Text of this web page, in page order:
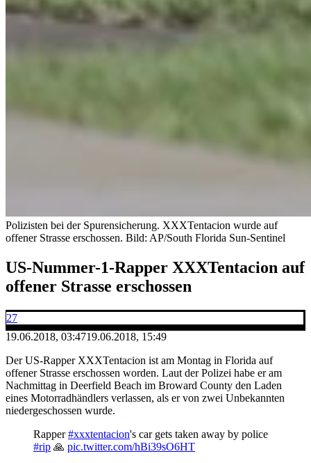
Polizisten bei der Spurensicherung. XXXTentacion wurde auf
offener Strasse erschossen. Bild: AP/South Florida Sun-Sentinel
US-Nummer-1-Rapper XXXTentacion auf
offener Strasse erschossen
27
19.06.2018, 03:4719.06.2018, 15:49
Der US-Rapper XXXTentacion ist am Montag in Florida auf
offener Strasse erschossen worden. Laut der Polizei habe er am
Nachmittag in Deerfield Beach im Broward County den Laden
eines Motorradhändlers verlassen, als er von zwei Unbekannten
niedergeschossen wurde.
Rapper#xxxtentacion's car gets taken away by police
#rip 🙏 pic.twitter.com/hBi39sO6HT